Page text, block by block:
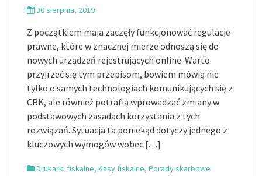
30 sierpnia, 2019
Z początkiem maja zaczęły funkcjonować regulacje
prawne, które w znacznej mierze odnoszą się do
nowych urządzeń rejestrujących online. Warto
przyjrzeć się tym przepisom, bowiem mówią nie
tylko o samych technologiach komunikujących się z
CRK, ale również potrafią wprowadzać zmiany w
podstawowych zasadach korzystania z tych
rozwiązań. Sytuacja ta poniekąd dotyczy jednego z
kluczowych wymogów wobec […]
Drukarki fiskalne, Kasy fiskalne, Porady skarbowe